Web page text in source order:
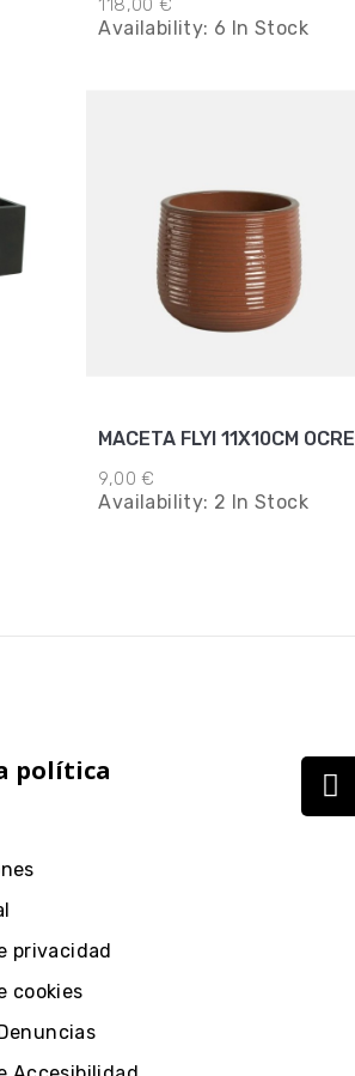
118,00 €
Availability: 6 In Stock
MACETA FLYI 11X10CM OCRE
9,00 €
Availability: 2 In Stock
política
privacidad
cookies